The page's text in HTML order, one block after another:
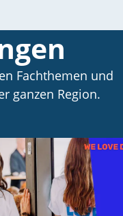
Fachthemen und
ganzen Region.